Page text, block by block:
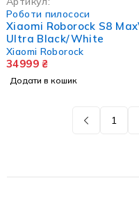
Роботи пилососи
Xiaomi Roborock S8
Ultra Black/White
Xiaomi Roborock
34999₴
Додати в кошик
1